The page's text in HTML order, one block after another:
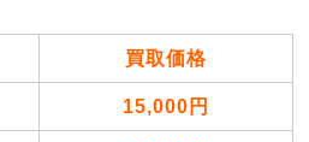
買取価格
15,000円